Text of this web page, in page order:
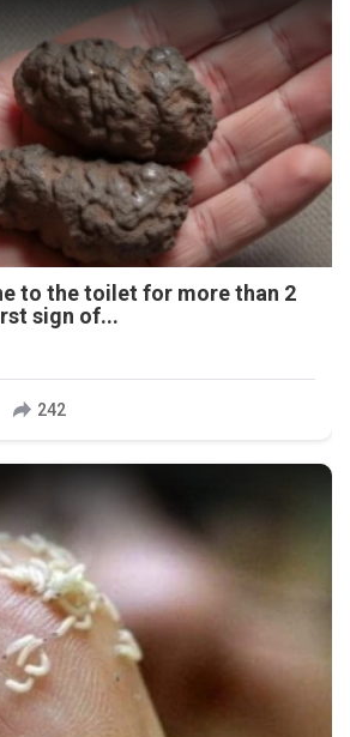
to the toilet for more than 2
sign of...
242